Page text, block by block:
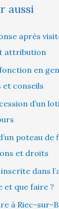
aussi
après
attribution
en
et conseils
d’un
poteau
et droits
dans
et que faire ?
à Riec-sur-